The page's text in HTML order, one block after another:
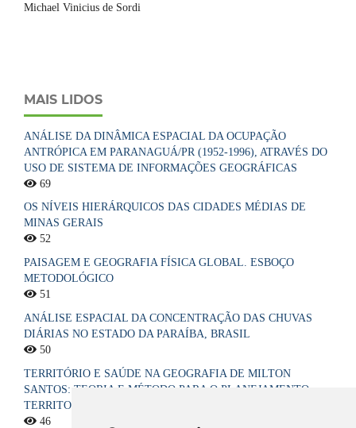
Michael Vinicius de Sordi
MAIS LIDOS
ANÁLISE DA DINÂMICA ESPACIAL DA OCUPAÇÃO
ANTRÓPICA EM PARANAGUÁ/PR (1952-1996), ATRAVÉS DO
USO DE SISTEMA DE INFORMAÇÕES GEOGRÁFICAS
69
OS NÍVEIS HIERÁRQUICOS DAS CIDADES MÉDIAS DE
MINAS GERAIS
52
PAISAGEM E GEOGRAFIA FÍSICA GLOBAL. ESBOÇO
METODOLÓGICO
51
ANÁLISE ESPACIAL DA CONCENTRAÇÃO DAS CHUVAS
DIÁRIAS NO ESTADO DA PARAÍBA, BRASIL
50
TERRITÓRIO E SAÚDE NA GEOGRAFIA DE MILTON
SANTOS: TEORIA E MÉTODO PARA O PLANEJAMENTO
TERRITORIAL DO SISTEMA ÚNICO DE SAÚDE NO BRASIL
46